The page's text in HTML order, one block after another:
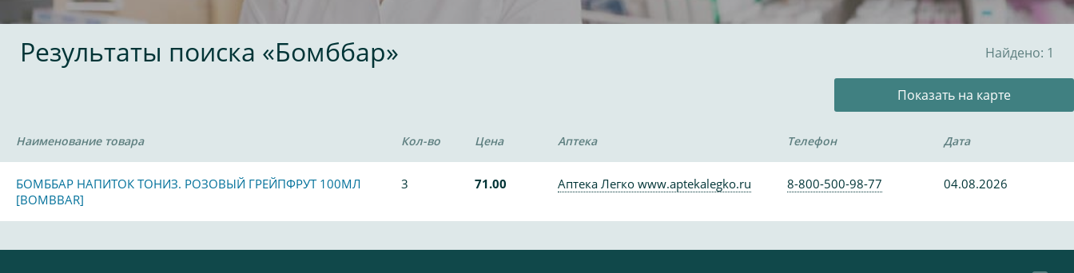
Результаты поиска «Бомббар» Найдено: 1
Показать на карте
Наименование товара Кол-во Цена Аптека Телефон Дата
БОМББАР НАПИТОК ТОНИЗ. РОЗОВЫЙ ГРЕЙПФРУТ 100МЛ
[BOMBBAR]
3 71.00 Аптека Легко www.aptekalegko.ru 8-800-500-98-77 04.08.2026